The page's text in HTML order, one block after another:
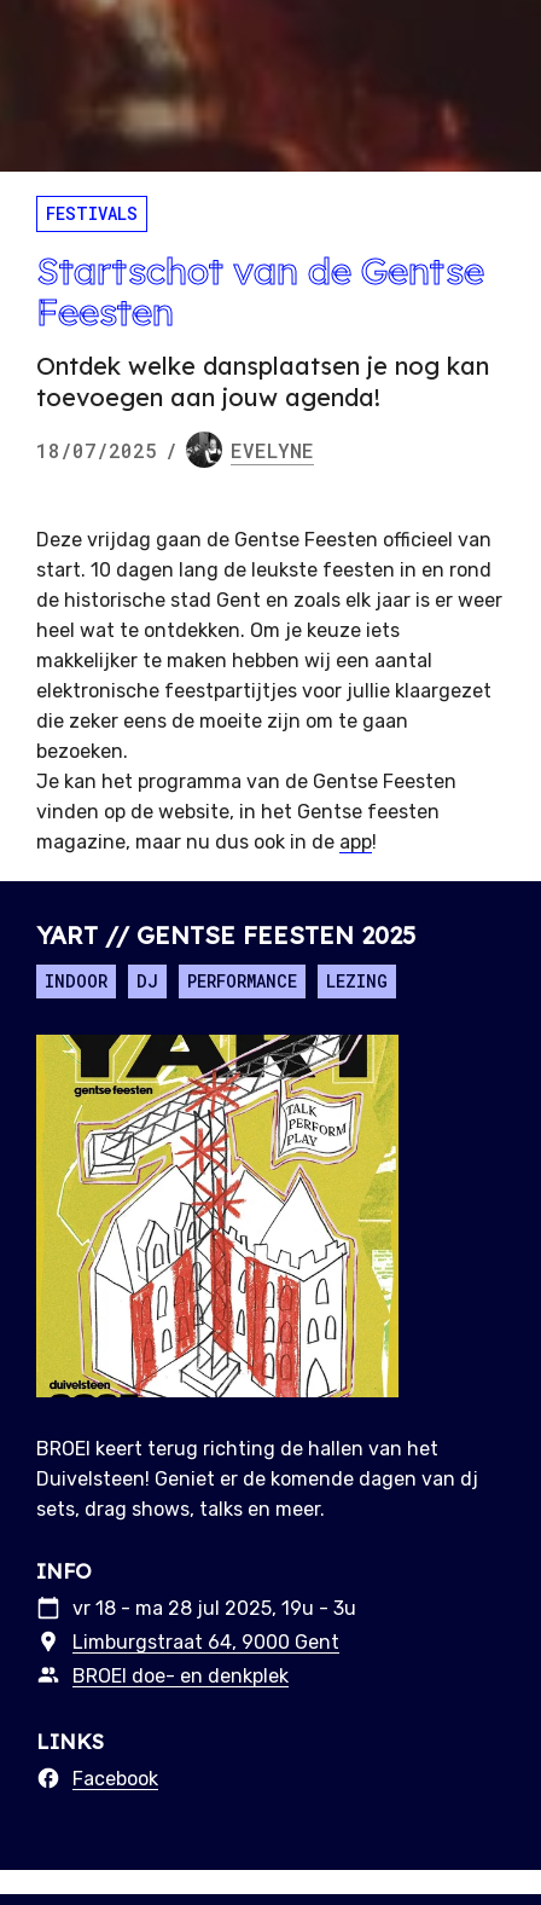
FESTIVALS
Startschot van de Gentse
Feesten
Ontdek welke dansplaatsen je nog kan
toevoegen aan jouw agenda!
18/07/2025 / EVELYNE
Deze vrijdag gaan de Gentse Feesten officieel van
start. 10 dagen lang de leukste feesten in en rond
de historische stad Gent en zoals elk jaar is er weer
heel wat te ontdekken. Om je keuze iets
makkelijker te maken hebben wij een aantal
elektronische feestpartijtjes voor jullie klaargezet
die zeker eens de moeite zijn om te gaan
bezoeken.
Je kan het programma van de Gentse Feesten
vinden op de website, in het Gentse feesten
magazine, maar nu dus ook in de app!
YART // GENTSE FEESTEN 2025
INDOOR DJ PERFORMANCE LEZING
BROEI keert terug richting de hallen van het
Duivelsteen! Geniet er de komende dagen van dj
sets, drag shows, talks en meer.
INFO
vr 18 - ma 28 jul 2025, 19u - 3u
Limburgstraat 64, 9000 Gent
BROEI doe- en denkplek
LINKS
Facebook